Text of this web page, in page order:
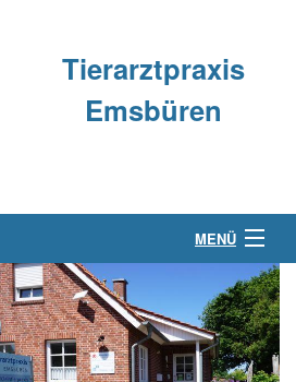
Tierarztpraxis
Emsbüren
MENÜ
Über uns
Kleintierpraxis